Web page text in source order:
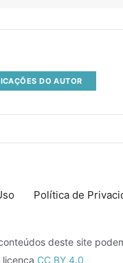
DO AUTOR
Política de
deste site
CC BY 4.0